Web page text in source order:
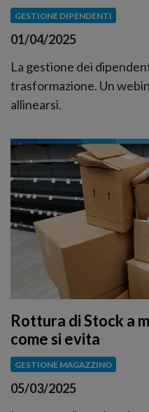
GESTIONE DIPENDENTI
01/04/2025
La gestione dei
trasformazione. Un
allinearsi.
Rottura di Stock a
come si evita
GESTIONE MAGAZZINO
05/03/2025